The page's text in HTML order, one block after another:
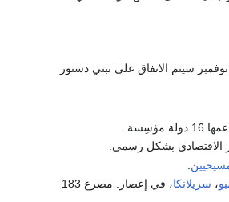
. في 24 نوفمبر سيتم الاتفاق على تبني دستور
مؤسِسة.
الاقتصادي بشكل رسمي.
، سريلانكا
، في إعصار. مصرع 183